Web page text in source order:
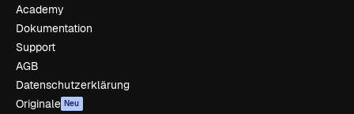
Academy
Dokumentation
Support
AGB
Datenschutzerklärung
Originale Neu